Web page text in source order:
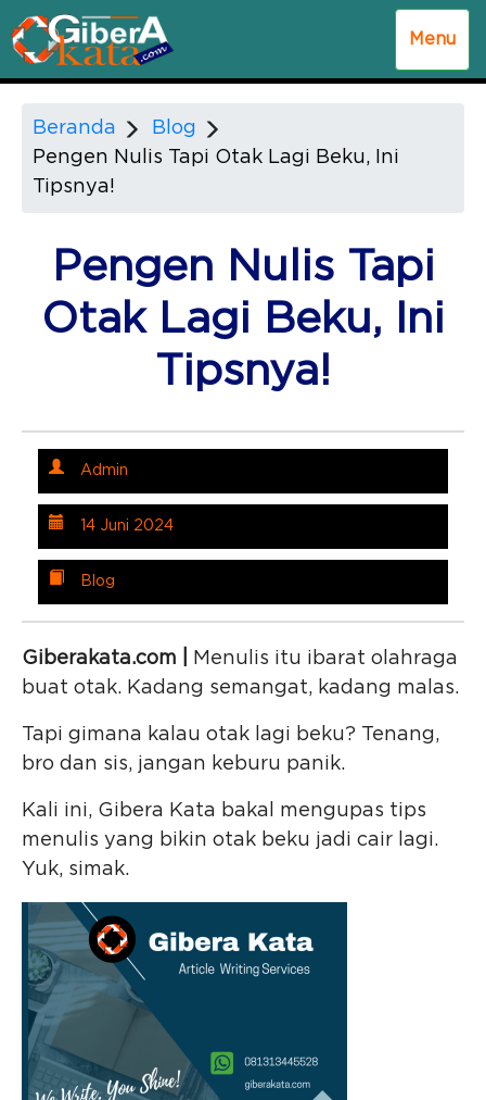
Menu
Beranda
Blog
Pengen Nulis Tapi Otak Lagi Beku, Ini
Tipsnya!
Pengen Nulis Tapi
Otak Lagi Beku, Ini
Tipsnya!
Admin
14 Juni 2024
Blog
Giberakata.com |
Menulis itu ibarat olahraga
buat otak. Kadang semangat, kadang malas.
Tapi gimana kalau otak lagi beku? Tenang,
bro dan sis, jangan keburu panik.
Kali ini, Gibera Kata bakal mengupas tips
menulis yang bikin otak beku jadi cair lagi.
Yuk, simak.